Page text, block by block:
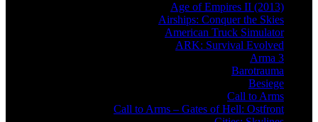
Age of Empires II (2013)
Airships: Conquer the Skies
American Truck Simulator
ARK: Survival Evolved
Arma 3
Barotrauma
Besiege
Call to Arms
Call to Arms – Gates of Hell: Ostfront